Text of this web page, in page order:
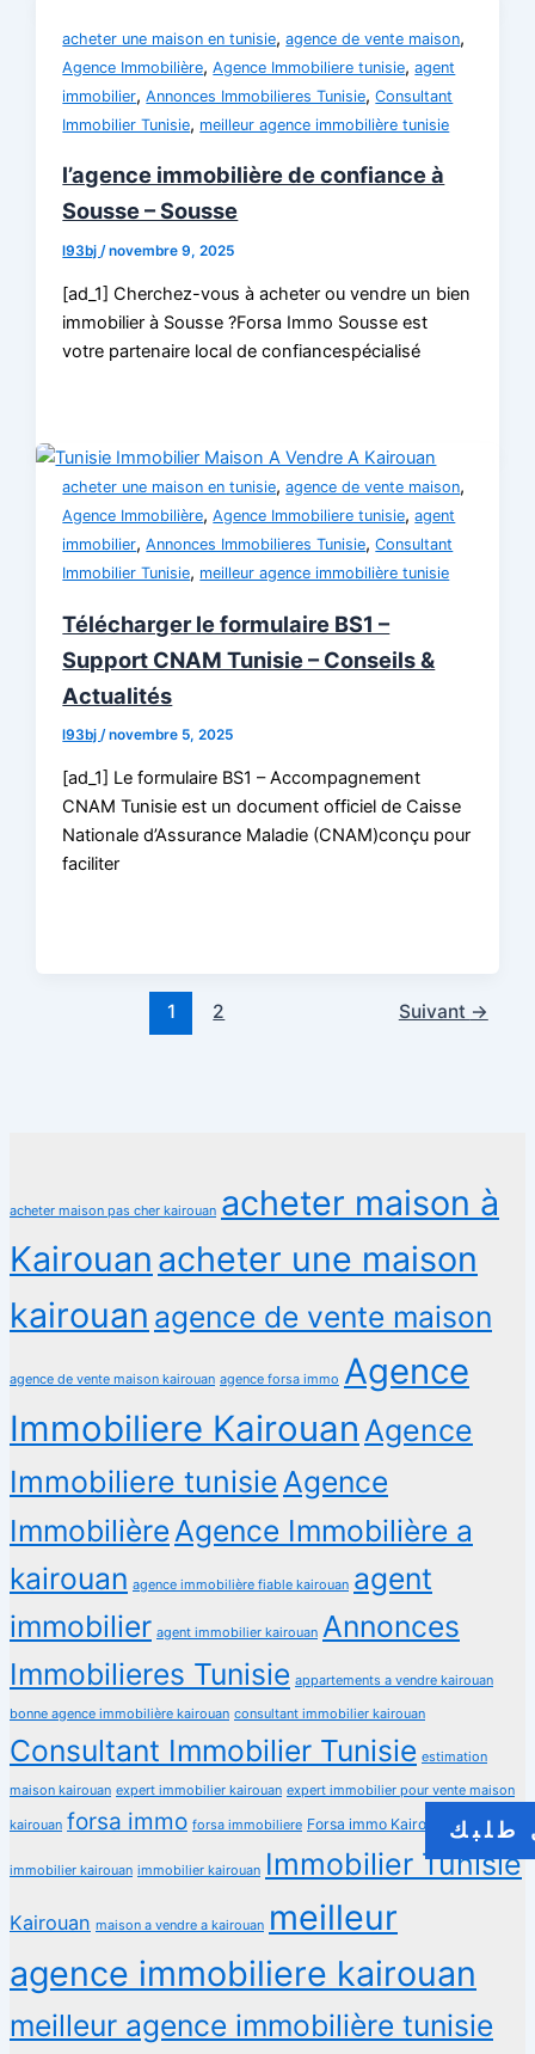
طلبك
acheter une maison en tunisie,agence de vente maison,
Agence Immobilière,Agence Immobiliere tunisie,agent
immobilier,Annonces Immobilieres Tunisie,Consultant
Immobilier Tunisie, meilleur agence immobilière tunisie
l’agence immobilière de confiance à
Sousse – Sousse
l93bj/novembre 9, 2025
[ad_1] Cherchez-vous à acheter ou vendre un bien
immobilier à Sousse ?Forsa Immo Sousse est
votre partenaire local de confiancespécialisé
acheter une maison en tunisie,agence de vente maison,
Agence Immobilière,Agence Immobiliere tunisie,agent
immobilier,Annonces Immobilieres Tunisie,Consultant
Immobilier Tunisie, meilleur agence immobilière tunisie
Télécharger le formulaire BS1 –
Support CNAM Tunisie – Conseils &
Actualités
l93bj/novembre 5, 2025
[ad_1] Le formulaire BS1 – Accompagnement
CNAM Tunisie est un document officiel de Caisse
Nationale d’Assurance Maladie (CNAM)conçu pour
faciliter
1 2 Suivant →
acheter maison pas cher kairouan acheter maison à
Kairouan acheter une maison
kairouan agence de vente maison
agence de vente maison kairouan agence forsa immo Agence
Immobiliere Kairouan Agence
Immobiliere tunisie Agence
Immobilière Agence Immobilière a
kairouan agence immobilière fiable kairouan agent
immobilier agent immobilier kairouan Annonces
Immobilieres Tunisie appartements a vendre kairouan
bonne agence immobilière kairouan consultant immobilier kairouan
Consultant Immobilier Tunisie estimation
maison kairouan expert immobilier kairouan expert immobilier pour vente maison
kairouan forsa immo forsa immobiliere Forsa immo Kairouan guide
immobilier kairouan immobilier kairouan Immobilier Tunisie
Kairouan maison a vendre a kairouan meilleur
agence immobiliere kairouan
meilleur agence immobilière tunisie